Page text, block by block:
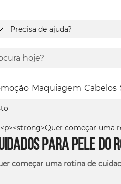
Precisa de ajuda?
Maquiagem Cabelos
para Pele do
começar uma rotina de